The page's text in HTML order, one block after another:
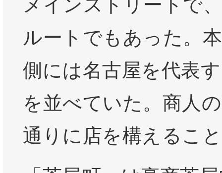
メインストリートで
ルートでもあった。
側には名古屋を代表
を並べていた。商人
通りに店を構えるこ